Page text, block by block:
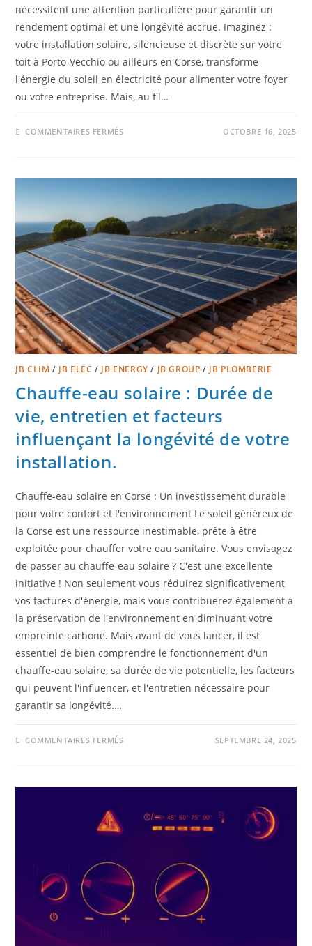
nécessitent une attention particulière pour garantir un
rendement optimal et une longévité accrue. Imaginez :
votre installation solaire, silencieuse et discrète sur votre
toit à Porto-Vecchio ou ailleurs en Corse, transforme
l'énergie du soleil en électricité pour alimenter votre foyer
ou votre entreprise. Mais, au fil…
COMMENTAIRES FERMÉS OCTOBRE 16, 2025
JB CLIM / JB ELEC / JB ENERGY / JB GROUP / JB PLOMBERIE
Chauffe-eau solaire : Durée de
vie, entretien et facteurs
influençant la longévité de votre
installation.
Chauffe-eau solaire en Corse : Un investissement durable
pour votre confort et l'environnement Le soleil généreux de
la Corse est une ressource inestimable, prête à être
exploitée pour chauffer votre eau sanitaire. Vous envisagez
de passer au chauffe-eau solaire ? C'est une excellente
initiative ! Non seulement vous réduirez significativement
vos factures d'énergie, mais vous contribuerez également à
la préservation de l'environnement en diminuant votre
empreinte carbone. Mais avant de vous lancer, il est
essentiel de bien comprendre le fonctionnement d'un
chauffe-eau solaire, sa durée de vie potentielle, les facteurs
qui peuvent l'influencer, et l'entretien nécessaire pour
garantir sa longévité.…
COMMENTAIRES FERMÉS SEPTEMBRE 24, 2025